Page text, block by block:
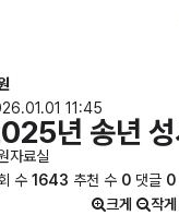
11:45
년 송년 성
자료실
수 1643 추천 수 0 댓글 0
크게 작게